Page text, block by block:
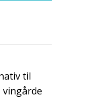
til
vingårde